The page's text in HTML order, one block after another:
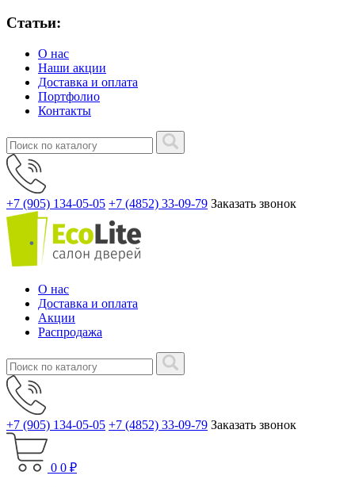
Статьи:
О нас
Наши акции
Доставка и оплата
Портфолио
Контакты
+7 (905) 134-05-05 +7 (4852) 33-09-79 Заказать звонок
О нас
Доставка и оплата
Акции
Распродажа
+7 (905) 134-05-05 +7 (4852) 33-09-79 Заказать звонок
0 0 ₽